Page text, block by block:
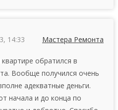
14:33 Мастера Ремонта
обратился в
Вообще получился очень
адекватные деньги.
начала и до конца по